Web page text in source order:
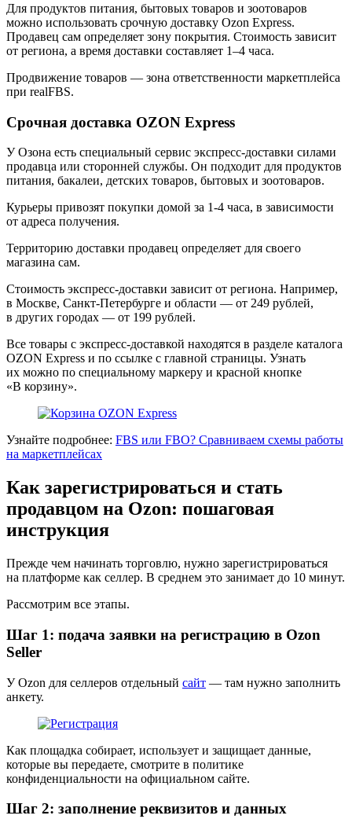
Для продуктов питания, бытовых товаров и зоотоваров
можно использовать срочную доставку Ozon Express.
Продавец сам определяет зону покрытия. Стоимость зависит
от региона, а время доставки составляет 1–4 часа.
Продвижение товаров — зона ответственности маркетплейса
при realFBS.
Срочная доставка OZON Express
У Озона есть специальный сервис экспресс‑доставки силами
продавца или сторонней службы. Он подходит для продуктов
питания, бакалеи, детских товаров, бытовых и зоотоваров.
Курьеры привозят покупки домой за 1‑4 часа, в зависимости
от адреса получения.
Территорию доставки продавец определяет для своего
магазина сам.
Стоимость экспресс‑доставки зависит от региона. Например,
в Москве, Санкт‑Петербурге и области — от 249 рублей,
в других городах — от 199 рублей.
Все товары с экспресс‑доставкой находятся в разделе каталога
OZON Express и по ссылке с главной страницы. Узнать
их можно по специальному маркеру и красной кнопке
«В корзину».
Узнайте подробнее: FBS или FBO? Сравниваем схемы работы
на маркетплейсах
Как зарегистрироваться и стать
продавцом на Ozon: пошаговая
инструкция
Прежде чем начинать торговлю, нужно зарегистрироваться
на платформе как селлер. В среднем это занимает до 10 минут.
Рассмотрим все этапы.
Шаг 1: подача заявки на регистрацию в Ozon
Seller
У Ozon для селлеров отдельный сайт — там нужно заполнить
анкету.
Как площадка собирает, использует и защищает данные,
которые вы передаете, смотрите в политике
конфиденциальности на официальном сайте.
Шаг 2: заполнение реквизитов и данных